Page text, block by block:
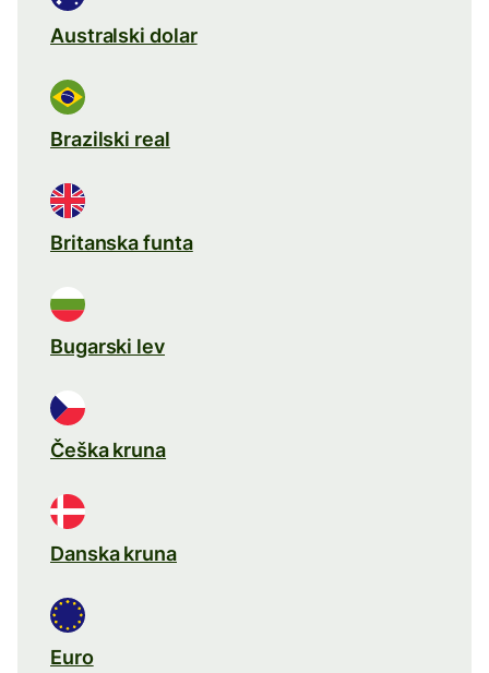
Australski dolar
Brazilski real
Britanska funta
Bugarski lev
Češka kruna
Danska kruna
Euro